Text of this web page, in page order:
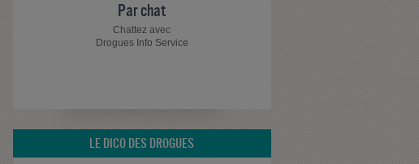
Par chat
Chattez avec
Drogues Info Service
LE DICO DES DROGUES